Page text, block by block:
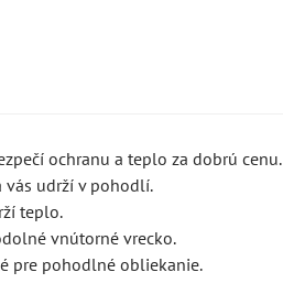
ochranu a teplo za dobrú cenu.
udrží v pohodlí.
teplo.
vnútorné vrecko.
pre pohodlné obliekanie.